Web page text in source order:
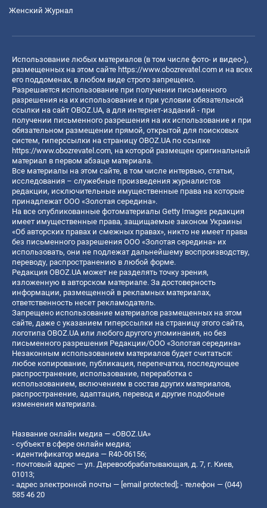
Женский Журнал
Использование любых материалов (в том числе фото- и видео-),
размещенных на этом сайте https://www.obozrevatel.com и на всех
его поддоменах, в любом виде строго запрещено.
Разрешается использование при получении письменного
разрешения на их использование и при условии обязательной
ссылки на сайт OBOZ.UA, а для интернет-изданий - при
получении письменного разрешения на их использование и при
обязательном размещении прямой, открытой для поисковых
систем, гиперссылки на страницу OBOZ.UA по ссылке
https://www.obozrevatel.com, на которой размещен оригинальный
материал в первом абзаце материала.
Все материалы на этом сайте, в том числе интервью, статьи,
исследования – служебные произведения журналистов
редакции, исключительные имущественные права на которые
принадлежат ООО «Золотая середина».
На все опубликованные фотоматериалы Getty Images редакция
имеет имущественные права, защищаемые законом Украины
«Об авторских правах и смежных правах», никто не имеет права
без письменного разрешения ООО «Золотая середина» их
использовать, они не подлежат дальнейшему воспроизводству,
переводу, распространению в любой форме.
Редакция OBOZ.UA может не разделять точку зрения,
изложенную в авторском материале. За достоверность
информации, размещенной в рекламных материалах,
ответственность несет рекламодатель.
Запрещено использование материалов размещенных на этом
сайте, даже с указанием гиперссылки на страницу этого сайта,
логотипа OBOZ.UA или любого другого упоминания, но без
письменного разрешения Редакции/ООО «Золотая середина»
Незаконным использованием материалов будет считаться:
любое копирование, публикация, перепечатка, последующее
распространение, использование, переработка с
использованием, включением в состав других материалов,
распространение, адаптация, перевод и другие подобные
изменения материала.
Название онлайн медиа — «OBOZ.UA»
- субъект в сфере онлайн медиа;
- идентификатор медиа — R40-06156;
- почтовый адрес — ул. Деревообрабатывающая, д. 7, г. Киев,
01013;
- адрес электронной почты — [email protected]; - телефон — (044)
585 46 20